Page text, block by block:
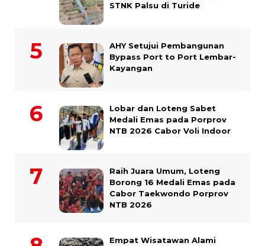
STNK Palsu di Turide
AHY Setujui Pembangunan
Bypass Port to Port Lembar-
Kayangan
Lobar dan Loteng Sabet
Medali Emas pada Porprov
NTB 2026 Cabor Voli Indoor
Raih Juara Umum, Loteng
Borong 16 Medali Emas pada
Cabor Taekwondo Porprov
NTB 2026
Empat Wisatawan Alami